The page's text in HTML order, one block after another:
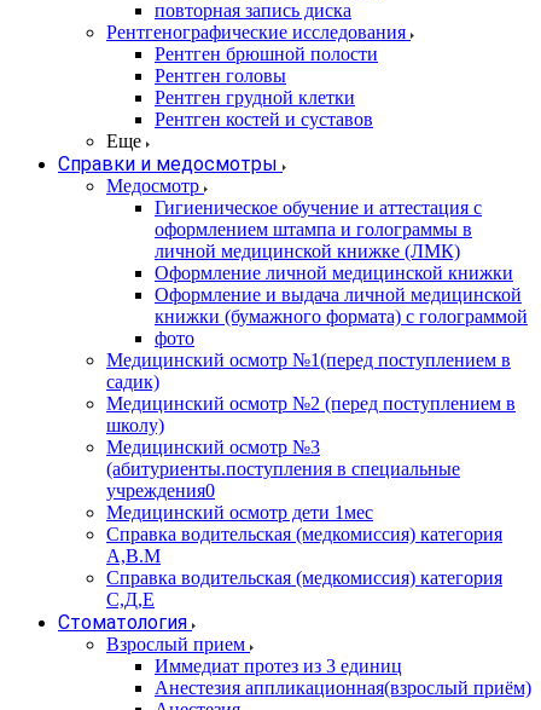
повторная запись диска
Рентгенографические исследования
Рентген брюшной полости
Рентген головы
Рентген грудной клетки
Рентген костей и суставов
Еще
Справки и медосмотры
Медосмотр
Гигиеническое обучение и аттестация с
оформлением штампа и голограммы в
личной медицинской книжке (ЛМК)
Оформление личной медицинской книжки
Оформление и выдача личной медицинской
книжки (бумажного формата) с голограммой
фото
Медицинский осмотр №1(перед поступлением в
садик)
Медицинский осмотр №2 (перед поступлением в
школу)
Медицинский осмотр №3
(абитуриенты.поступления в специальные
учреждения0
Медицинский осмотр дети 1мес
Справка водительская (медкомиссия) категория
А,В.М
Справка водительская (медкомиссия) категория
С,Д,Е
Стоматология
Взрослый прием
Иммедиат протез из 3 единиц
Анестезия аппликационная(взрослый приём)